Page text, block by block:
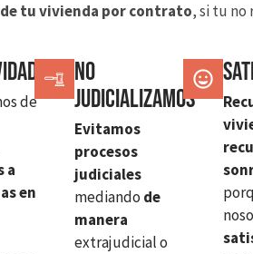
tu vivienda por contrato, si tu no
de
a
en
No
judicializamos
Evitamos
procesos
judiciales
mediando de
manera
extrajudicial o